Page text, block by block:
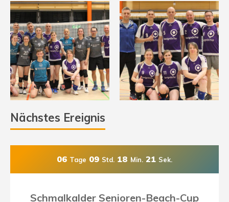
Nächstes Ereignis
06 Tage 09 Std. 18 Min. 19 Sek.
Schmalkalder Senioren-Beach-Cup